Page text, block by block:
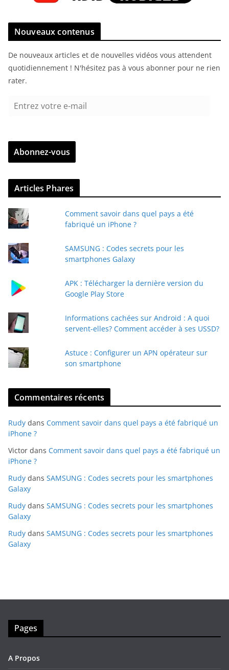
Nouveaux contenus
De nouveaux articles et de nouvelles vidéos vous attendent
quotidiennement ! N'hésitez pas à vous abonner pour ne rien
rater.
r
z
v
r
e
e
-
a
Abonnez-vous
Articles Phares
Comment savoir dans quel pays a été
fabriqué un iPhone ?
SAMSUNG : Codes secrets pour les
smartphones Galaxy
APK : Télécharger la dernière version du
Google Play Store
Informations cachées sur Android : A quoi
servent-elles? Comment accéder à ses USSD?
Astuce : Configurer un APN opérateur sur
son smartphone
Commentaires récents
Rudy dans Comment savoir dans quel pays a été fabriqué un
iPhone ?
Victor dans Comment savoir dans quel pays a été fabriqué un
iPhone ?
Rudy dans SAMSUNG : Codes secrets pour les smartphones
Galaxy
Rudy dans SAMSUNG : Codes secrets pour les smartphones
Galaxy
Rudy dans SAMSUNG : Codes secrets pour les smartphones
Galaxy
Pages
A Propos